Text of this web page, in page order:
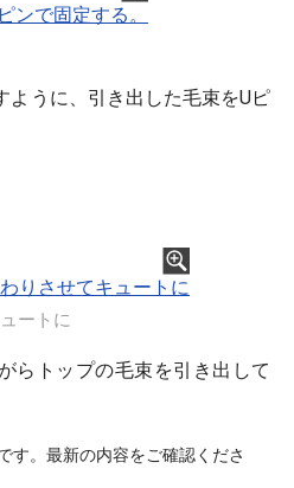
ように、引き出した毛束をUピ
ートに
らトップの毛束を引き出して
す。最新の内容をご確認くださ